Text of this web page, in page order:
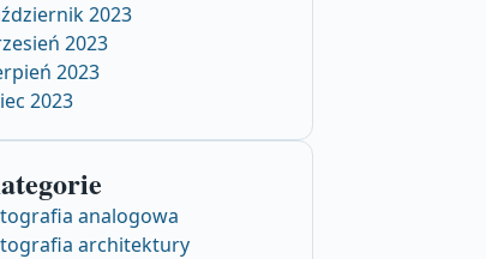
2023
2023
2023
2023
analogowa
architektury